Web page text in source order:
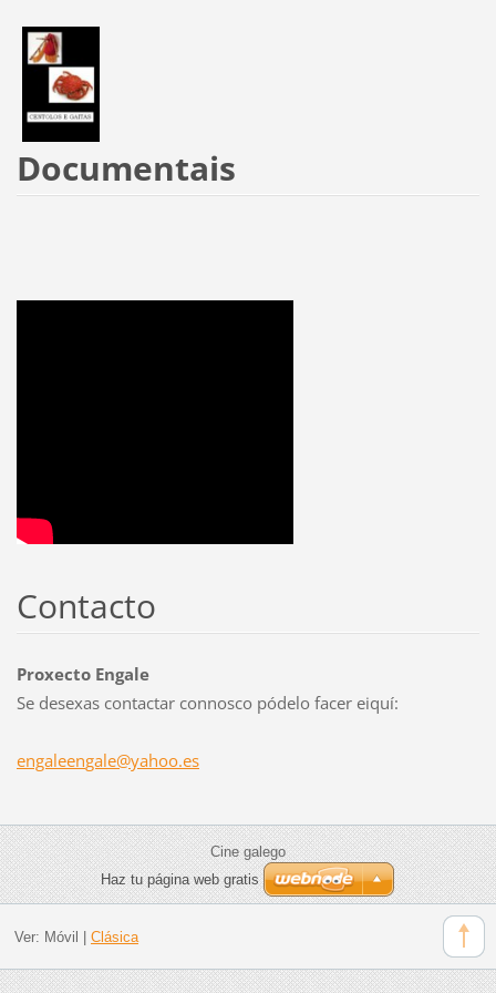
Documentais
Contacto
Proxecto Engale
Se desexas contactar connosco pódelo facer eiquí:
engaleengale@yahoo.es
Cine galego
Haz tu página web gratis
Ver: Móvil Clásica